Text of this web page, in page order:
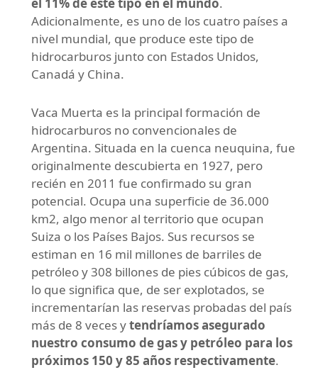
el 11% de este tipo en el mundo.
Adicionalmente, es uno de los cuatro países a
nivel mundial, que produce este tipo de
hidrocarburos junto con Estados Unidos,
Canadá y China.
Vaca Muerta es la principal formación de
hidrocarburos no convencionales de
Argentina. Situada en la cuenca neuquina, fue
originalmente descubierta en 1927, pero
recién en 2011 fue confirmado su gran
potencial. Ocupa una superficie de 36.000
km2, algo menor al territorio que ocupan
Suiza o los Países Bajos. Sus recursos se
estiman en 16 mil millones de barriles de
petróleo y 308 billones de pies cúbicos de gas,
lo que significa que, de ser explotados, se
incrementarían las reservas probadas del país
más de 8 veces ytendríamos asegurado
nuestro consumo de gas y petróleo para los
próximos 150 y 85 años respectivamente.